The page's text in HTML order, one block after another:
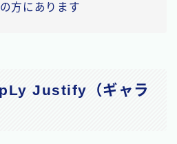
方にあります
Justify（ギャラ